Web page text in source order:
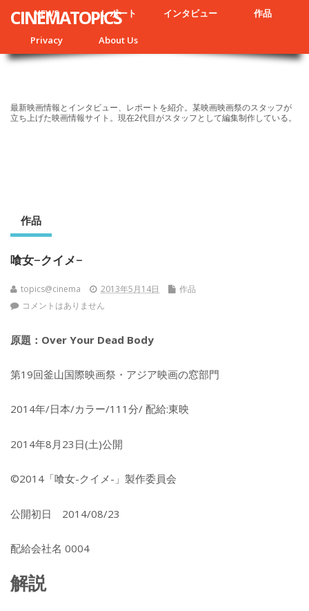
NEWS レポート インタビュー 作品
Privacy About Us
CINEMATOPICS
最新映画情報とインタビュー、レポートを紹介。某映画映画祭のスタッフが
立ち上げた映画情報サイト。現在2代目がスタッフとして編集制作している。
作品
喰女−クイメ−
topics@cinema 2013年5月14日
作品
コメントはありません
原題：Over Your Dead Body
第19回釜山国際映画祭・アジア映画の窓部門
2014年/日本/カラー/111分/ 配給:東映
2014年8月23日(土)公開
©2014「喰女-クイメ-」製作委員会
公開初日 2014/08/23
配給会社名 0004
解説